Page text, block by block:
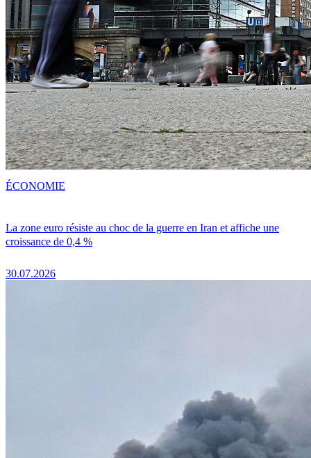
La zone euro résiste au choc de la guerre en Iran et affiche une
croissance de 0,4 %
30.07.2026
ÉCONOMIE